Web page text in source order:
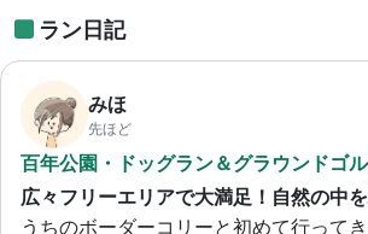
ラン日記
みほ
先ほど
百年公園・ドッグラン＆グラウンドゴ
広々フリーエリアで大満足！自然の中
うちのボーダーコリーと初めて行って